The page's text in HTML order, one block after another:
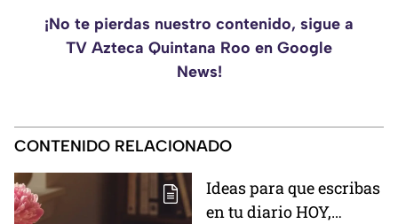
¡No te pierdas nuestro contenido, sigue a
TV Azteca Quintana Roo en Google
News!
CONTENIDO RELACIONADO
Ideas para que escribas
en tu diario HOY,